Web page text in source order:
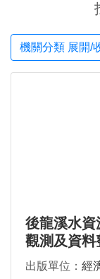
機關分類 展開/
後龍溪水資
觀測及資料
出版單位： 經